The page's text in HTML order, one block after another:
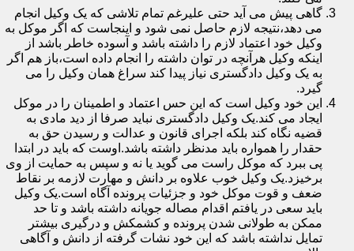
گاهی پیش می آید حتی علیرغم تمام تلاشی که یک وکیل انجام
می دهد،نتیجه لازم حاصل نمی شود و اینجاست که اگر موکل به
وکیل خود اعتماد لازم را داشته باشد و آسوده خاطر باشد از
اینکه وکیل هرآنچه در توان داشته را انجام داده است،باز هم اگر
به یک وکیل دادگستری نیاز پیدا کند سراغ همان وکیل را می
گیرد.
این خود وکیل است که این حس اعتماد و اطمینان را در موکل
ایجاد می کند.یک وکیل دادگستری نباید صرفا از دید مادی به
قضیه نگاه کند بلکه اجرای قانون و عدالت و رسیدن حق به
حقدار را همواره باید مدنظر داشته باشد.اوست که باید در ابتدا
پی ببرد که موکل راست می گوید یا نه و سپس به حمایت از وی
برخیزد.یک وکیل خوب علاوه بر دانش و مهارت لازمه بر نقاط
ضعف و قوت موکل خود و جزئیات پرونده آگاه است.یک وکیل
باید سعی در یافتم اقدام مصاله جویانه داشته باشد و تا حد
ممکن به طولانی شدن پرونده و کشمکش و درگیری بیشتر
تمایل نداشته باشد که این خود نشات گرفته از دانش و آگاهی